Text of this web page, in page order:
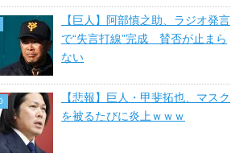
【巨人】阿部慎之助、ラジオ発言
で“失言打線”完成 賛否が止まら
ない
【悲報】巨人・甲斐拓也、マスク
を被るたびに炎上ｗｗｗ